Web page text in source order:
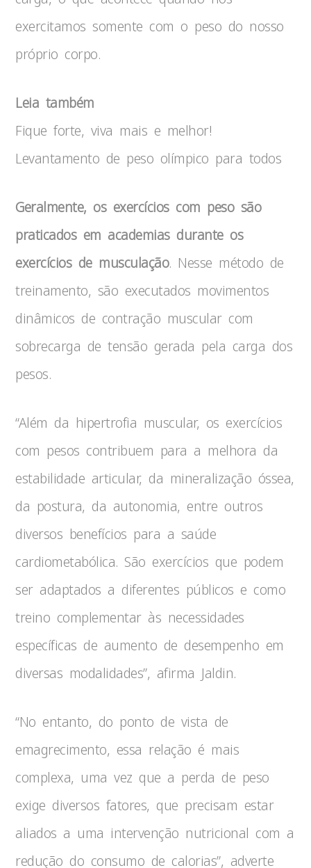
exercitamos somente com o peso do nosso
próprio corpo.
Leia também
Fique forte, viva mais e melhor!
Levantamento de peso olímpico para todos
Geralmente, os exercícios com peso são
praticados em academias durante os
exercícios de musculação. Nesse método de
treinamento, são executados movimentos
dinâmicos de contração muscular com
sobrecarga de tensão gerada pela carga dos
pesos.
“Além da hipertrofia muscular, os exercícios
com pesos contribuem para a melhora da
estabilidade articular, da mineralização óssea,
da postura, da autonomia, entre outros
diversos benefícios para a saúde
cardiometabólica. São exercícios que podem
ser adaptados a diferentes públicos e como
treino complementar às necessidades
específicas de aumento de desempenho em
diversas modalidades”, afirma Jaldin.
“No entanto, do ponto de vista de
emagrecimento, essa relação é mais
complexa, uma vez que a perda de peso
exige diversos fatores, que precisam estar
aliados a uma intervenção nutricional com a
redução do consumo de calorias”, adverte